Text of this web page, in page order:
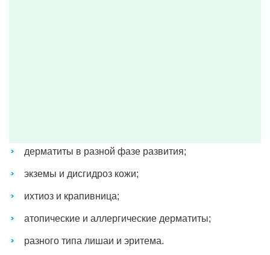
дерматиты в разной фазе развития;
экземы и дисгидроз кожи;
ихтиоз и крапивница;
атопические и аллергические дерматиты;
разного типа лишаи и эритема.